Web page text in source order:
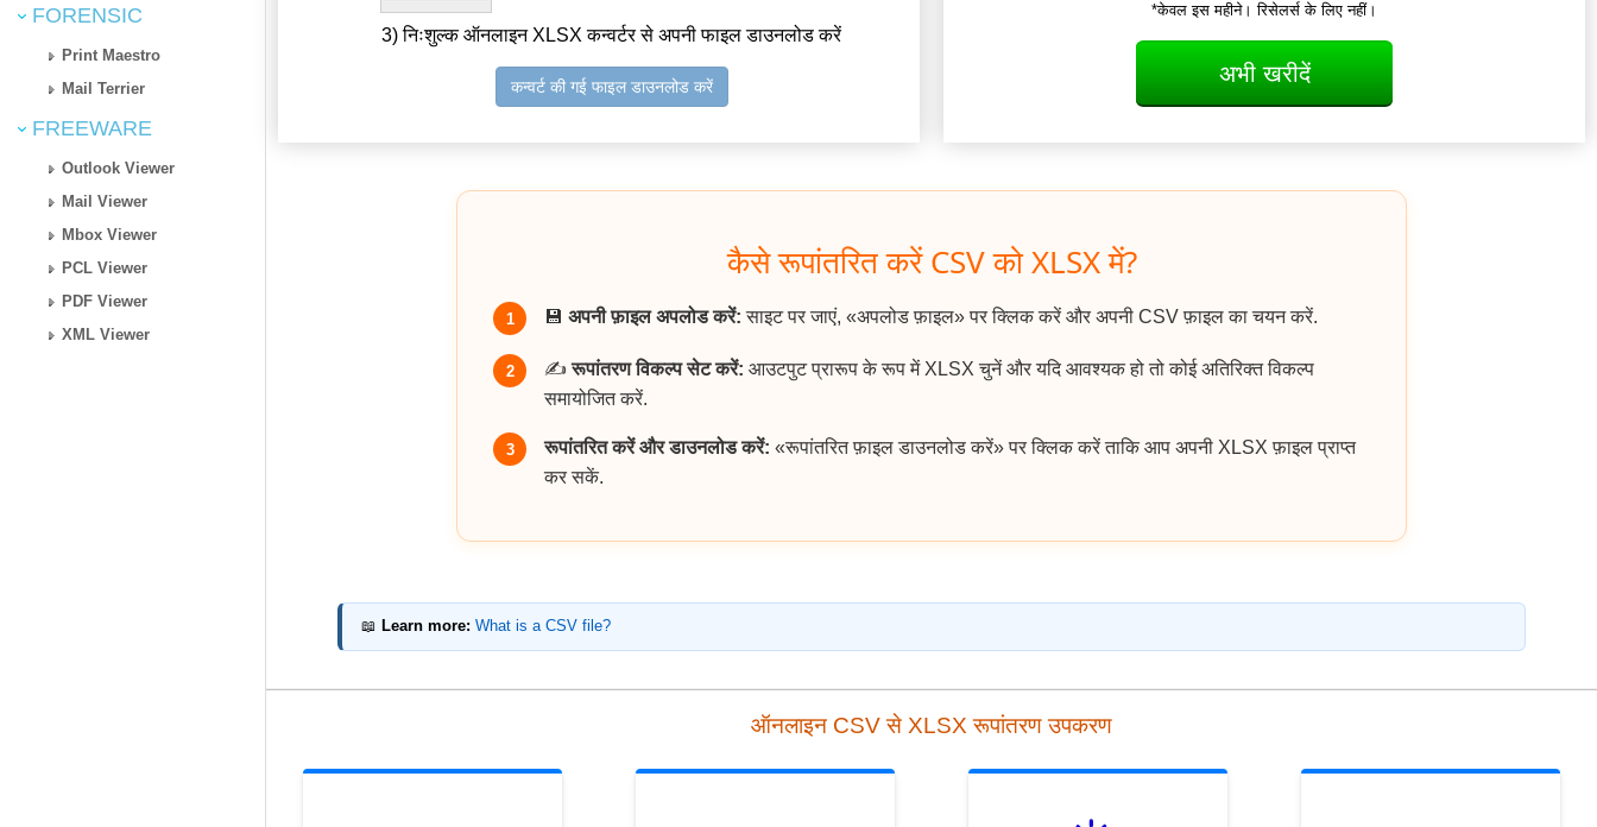
FORENSIC
Print Maestro
Mail Terrier
FREEWARE
Outlook Viewer
Mail Viewer
Mbox Viewer
PCL Viewer
PDF Viewer
XML Viewer
3) निःशुल्क ऑनलाइन XLSX कन्वर्टर से अपनी फाइल डाउनलोड करें
कन्वर्ट की गई फाइल डाउनलोड करें
*केवल इस महीने। रिसेलर्स के लिए नहीं।
अभी खरीदें
कैसे रूपांतरित करें CSV को XLSX में?
1 💾 अपनी फ़ाइल अपलोड करें: साइट पर जाएं, «अपलोड फ़ाइल» पर क्लिक करें और अपनी CSV फ़ाइल का चयन करें.
2 ✍️रूपांतरण विकल्प सेट करें: आउटपुट प्रारूप के रूप में XLSX चुनें और यदि आवश्यक हो तो कोई अतिरिक्त विकल्प
समायोजित करें.
3 रूपांतरित करें और डाउनलोड करें: «रूपांतरित फ़ाइल डाउनलोड करें» पर क्लिक करें ताकि आप अपनी XLSX फ़ाइल प्राप्त
कर सकें.
📖 Learn more: What is a CSV file?
ऑनलाइन CSV से XLSX रूपांतरण उपकरण